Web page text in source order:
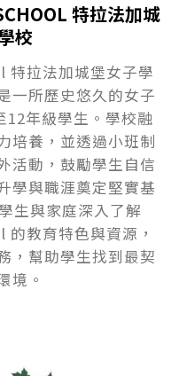
特拉法加城
校
拉法加城堡女子學
一所歷史悠久的女子
12年級學生。學校融
培養，並透過小班制
活動，鼓勵學生自信
學與職涯奠定堅實基
生與家庭深入了解
教育特色與資源，
，幫助學生找到最契
境。